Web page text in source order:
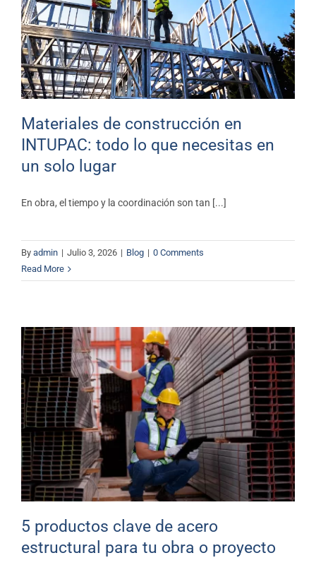
INTUPAC: todo lo que necesitas
en un solo lugar
Blog
Materiales de construcción en
INTUPAC: todo lo que necesitas en
un solo lugar
En obra, el tiempo y la coordinación son tan [...]
By admin | Julio 3, 2026 | Blog | 0 Comments
Read More
5 productos clave de acero
estructural para tu obra o
proyecto
Blog
5 productos clave de acero
estructural para tu obra o proyecto